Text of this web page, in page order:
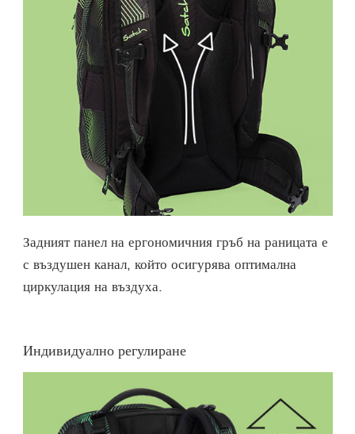
Задният панел на ергономичния гръб на раницата е
с въздушен канал, който осигурява оптимална
циркулация на въздуха.
Индивидуално регулиране